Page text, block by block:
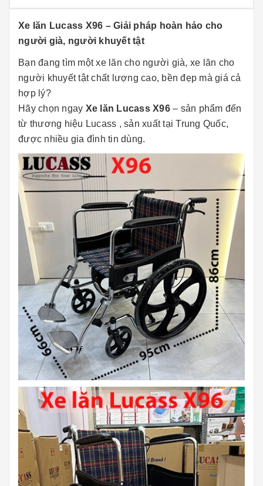
Xe lăn Lucass X96 – Giải pháp hoàn hảo cho
người già, người khuyết tật
Bạn đang tìm một xe lăn cho người già, xe lăn cho
người khuyết tật chất lượng cao, bền đẹp mà giá cả
hợp lý?
Hãy chọn ngay Xe lăn Lucass X96– sản phẩm đến
từ thương hiệu Lucass , sản xuất tại Trung Quốc,
được nhiều gia đình tin dùng.